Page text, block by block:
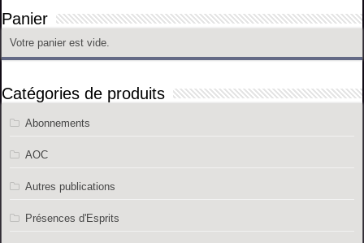
Panier
Votre panier est vide.
Catégories de produits
Abonnements
AOC
Autres publications
Présences d'Esprits